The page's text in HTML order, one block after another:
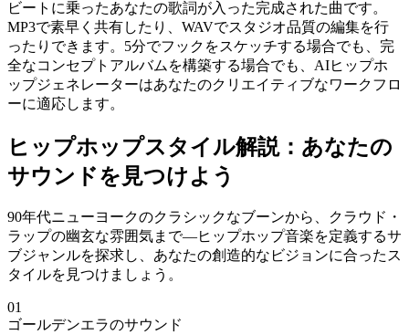
ビートに乗ったあなたの歌詞が入った完成された曲です。
MP3で素早く共有したり、WAVでスタジオ品質の編集を行
ったりできます。5分でフックをスケッチする場合でも、完
全なコンセプトアルバムを構築する場合でも、AIヒップホ
ップジェネレーターはあなたのクリエイティブなワークフロ
ーに適応します。
ヒップホップスタイル解説：あなたの
サウンドを見つけよう
90年代ニューヨークのクラシックなブーンから、クラウド・
ラップの幽玄な雰囲気まで—ヒップホップ音楽を定義するサ
ブジャンルを探求し、あなたの創造的なビジョンに合ったス
タイルを見つけましょう。
01
ゴールデンエラのサウンド